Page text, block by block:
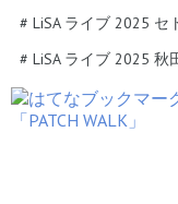
# LiSA ライブ 2025 セ
# LiSA ライブ 2025 秋